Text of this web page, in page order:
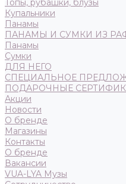
Топы, рубашки, блузы
Купальники
Панамы
ПАНАМЫ И СУМКИ ИЗ
Панамы
Сумки
ДЛЯ НЕГО
СПЕЦИАЛЬНОЕ
ПОДАРОЧНЫЕ
Акции
Новости
О бренде
Магазины
Контакты
О бренде
Вакансии
VUA-LYA Музы